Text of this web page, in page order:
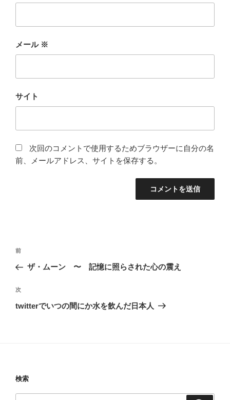
メール ※
サイト
次回のコメントで使用するためブラウザーに自分の名
前、メールアドレス、サイトを保存する。
投
ナ
ビ
ゲ
前
の
稿
前
ザ・ムーン 〜 記憶に照らされた心の震え
次
の
次
twitterでいつの間にか水を飲んだ日本人
検索